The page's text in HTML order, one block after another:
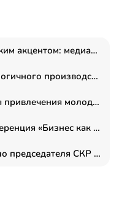
Коммуникации с древнегреческим акцентом: медиаменеджер и журналист Владимир Дергачев запустил коммуникационное агентство «Сократ 2.0»
От логистики до высокотехнологичного производства: как основатель “гагаринга” выстраивает экосистему безопасности и гражданских БПЛА
Эксперты обсудили механизмы привлечения молодых специалистов в промышленные города
Переговоры в рамке: как конференция «Бизнес как искусство» переформатирует деловой этикет в стенах ТПП РФ
Руководство «СВОИ» попросило председателя СКР дать правовую оценку обысков в тыловом штабе